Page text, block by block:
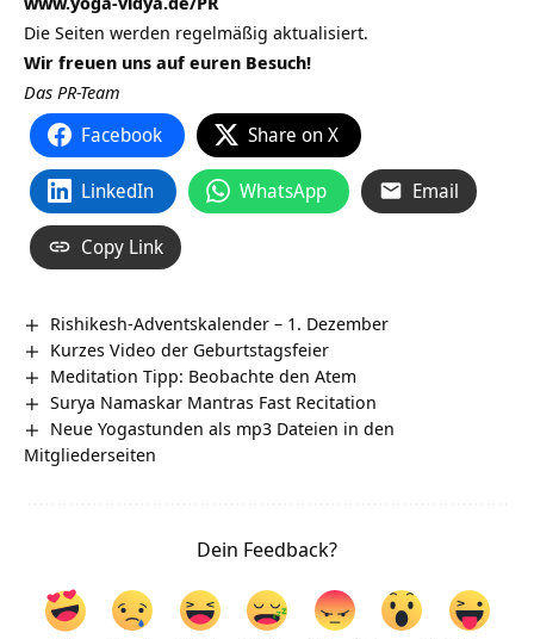
Die Seiten werden regelmäßig aktualisiert.
Wir freuen uns auf euren Besuch!
Das PR-Team
Facebook Share on X
LinkedIn WhatsApp Email
Copy Link
Rishikesh-Adventskalender – 1. Dezember
Kurzes Video der Geburtstagsfeier
Meditation Tipp: Beobachte den Atem
Surya Namaskar Mantras Fast Recitation
Neue Yogastunden als mp3 Dateien in den
Mitgliederseiten
Dein Feedback?